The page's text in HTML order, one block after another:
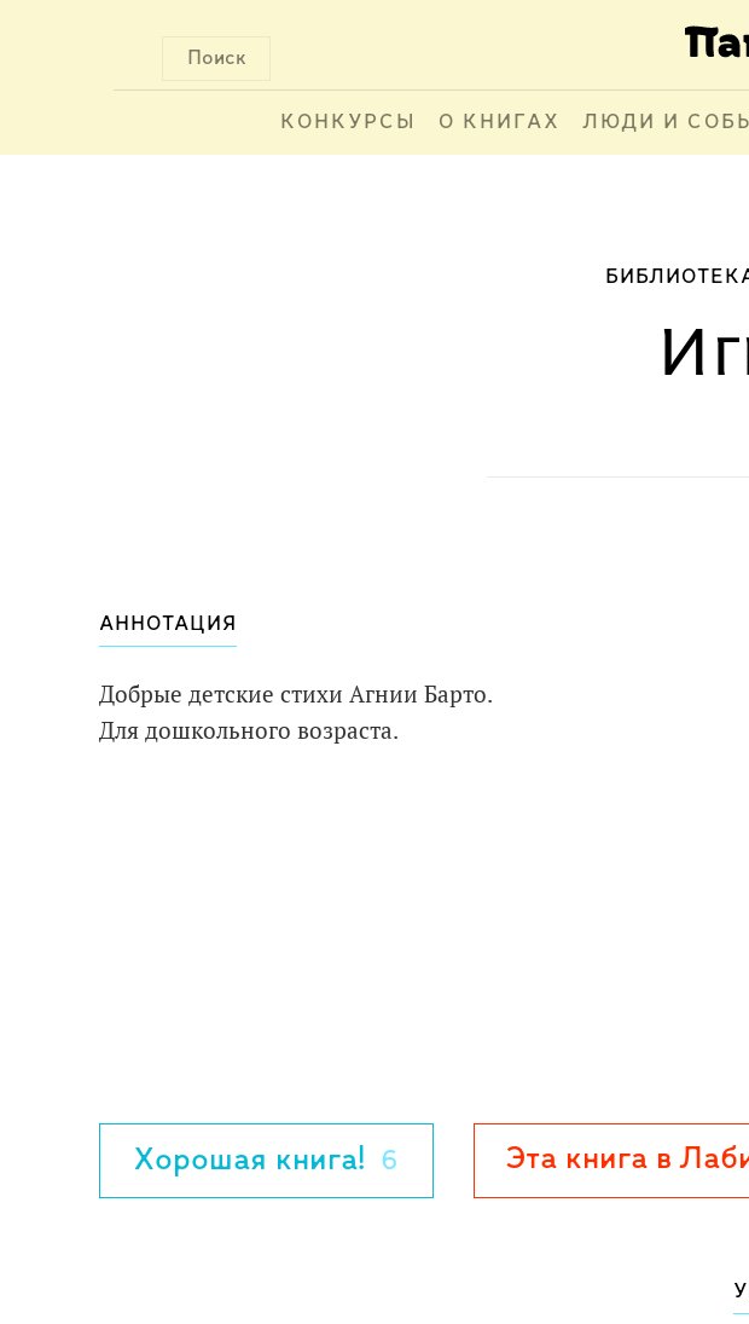
Поиск
КОНКУРСЫ О КНИГАХ ЛЮДИ И
АННОТАЦИЯ
Добрые детские стихи Агнии Барто.
Для дошкольного возраста.
Хорошая книга! 6 Эта книга в